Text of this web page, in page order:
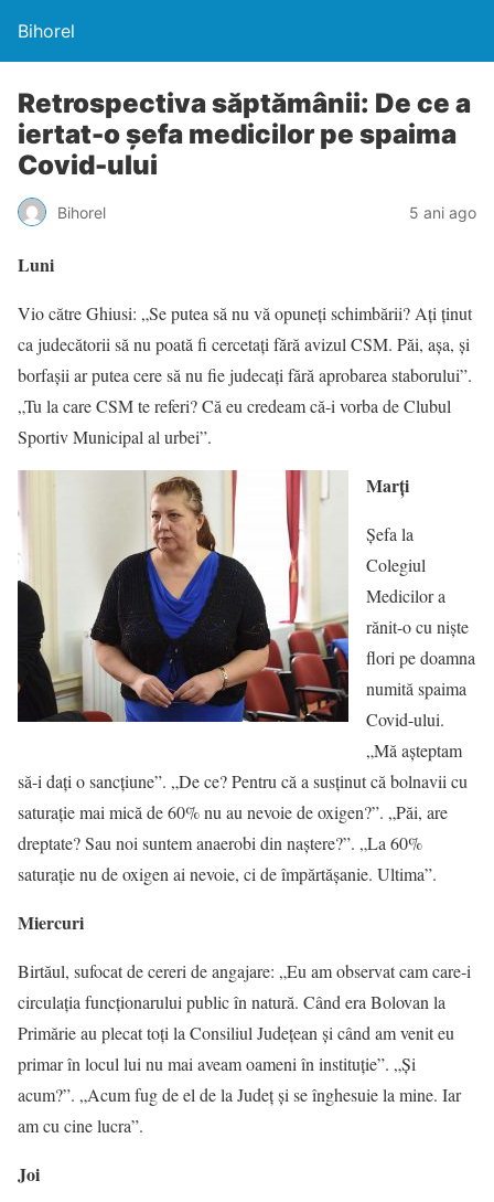
Bihorel
Retrospectiva săptămânii: De ce a
iertat-o șefa medicilor pe spaima
Covid-ului
Bihorel 5 ani ago
Luni
Vio către Ghiusi: „Se putea să nu vă opuneți schimbării? Ați ținut
ca judecătorii să nu poată fi cercetați fără avizul CSM. Păi, așa, și
borfașii ar putea cere să nu fie judecați fără aprobarea staborului”.
„Tu la care CSM te referi? Că eu credeam că-i vorba de Clubul
Sportiv Municipal al urbei”.
Marți
Șefa la
Colegiul
Medicilor a
rănit-o cu niște
flori pe doamna
numită spaima
Covid-ului.
„Mă așteptam
să-i dați o sancțiune”. „De ce? Pentru că a susținut că bolnavii cu
saturație mai mică de 60% nu au nevoie de oxigen?”. „Păi, are
dreptate? Sau noi suntem anaerobi din naștere?”. „La 60%
saturație nu de oxigen ai nevoie, ci de împărtășanie. Ultima”.
Miercuri
Birtăul, sufocat de cereri de angajare: „Eu am observat cam care-i
circulația funcționarului public în natură. Când era Bolovan la
Primărie au plecat toți la Consiliul Județean și când am venit eu
primar în locul lui nu mai aveam oameni în instituție”. „Și
acum?”. „Acum fug de el de la Județ și se înghesuie la mine. Iar
am cu cine lucra”.
Joi